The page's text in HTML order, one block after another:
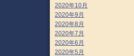
2020年10月
2020年9月
2020年8月
2020年7月
2020年6月
2020年5月